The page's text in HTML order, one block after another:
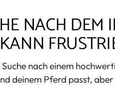
NACH DEM
nach einem
deinem Pferd passt,